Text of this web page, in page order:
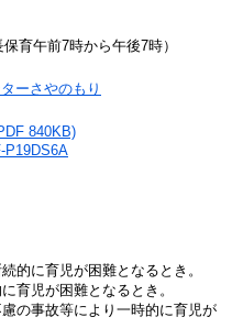
育午前7時から午後7時）
ーさやのもり
840KB)
P19DS6A
的に育児が困難となるとき。
育児が困難となるとき。
の事故等により一時的に育児が